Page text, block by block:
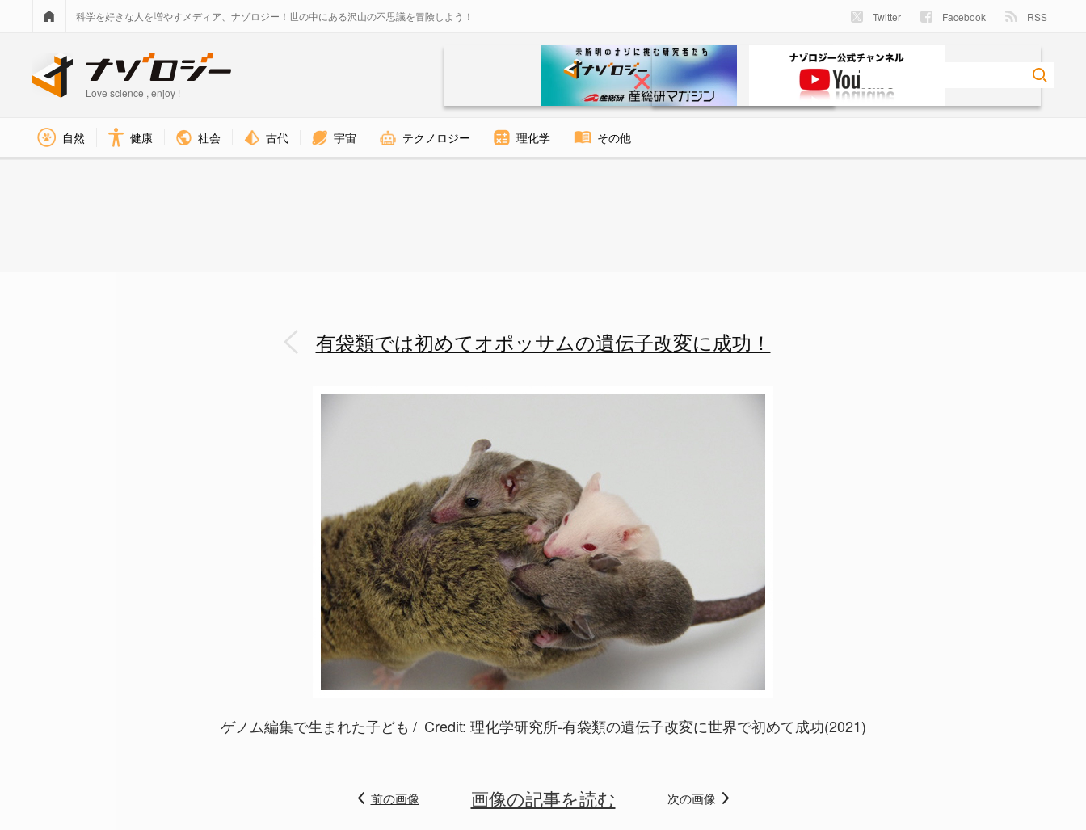
科学を好きな人を増やすメディア、ナゾロジー！世の中にある沢山の不思議を冒険しよう！ Twitter Facebook RSS
Love science , enjoy !
自然 健康 社会 古代 宇宙 テクノロジー 理化学 その他
有袋類では初めてオポッサムの遺伝子改変に成功！
ゲノム編集で生まれた子ども Credit: 理化学研究所-有袋類の遺伝子改変に世界で初めて成功(2021)
前の画像 画像の記事を読む 次の画像